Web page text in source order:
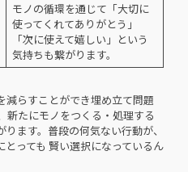
モノの循環を通じて「大切に
使ってくれてありがとう」
「次に使えて嬉しい」という
気持ちも繋がります。
減らすことができ埋め立て問題
新たにモノをつくる・処理する
ます。普段の何気ない行動が、
っても 賢い選択になっているん